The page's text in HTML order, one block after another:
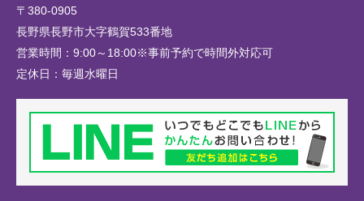
〒380-0905
長野県長野市大字鶴賀533番地
営業時間： 9:00～18:00※事前予約で時間外対応可
定休日： 毎週水曜日